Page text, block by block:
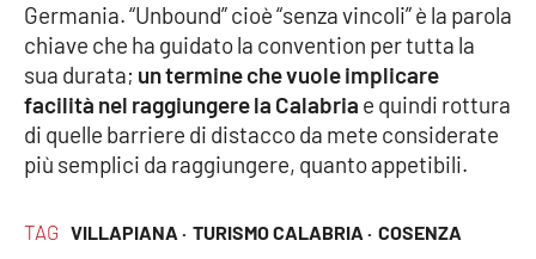
Venti di comunicazione
STREAMING
LaC TV
LaC Network
TAG VILLAPIANA · TURISMO CALABRIA · COSENZA
Germania. “Unbound” cioè “senza vincoli” è la parola
chiave che ha guidato la convention per tutta la
sua durata; un termine che vuole implicare
facilità nel raggiungere la Calabria e quindi rottura
di quelle barriere di distacco da mete considerate
più semplici da raggiungere, quanto appetibili.